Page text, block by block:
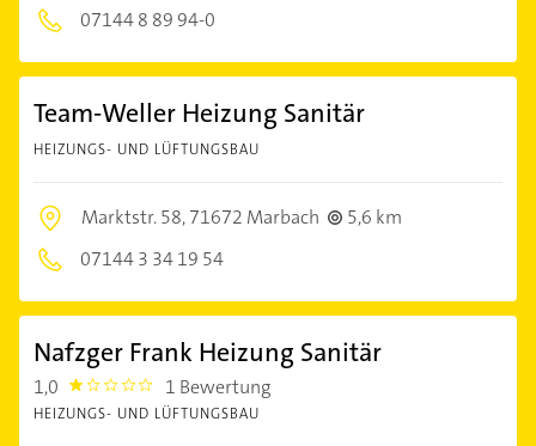
07144 8 89 94-0
Team-Weller Heizung Sanitär
HEIZUNGS- UND LÜFTUNGSBAU
Marktstr. 58,71672 Marbach
5,6 km
07144 3 34 19 54
Nafzger Frank Heizung Sanitär
1,0 1.0 1 Bewertung
HEIZUNGS- UND LÜFTUNGSBAU